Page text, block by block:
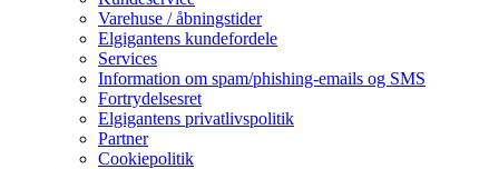
Varehuse / åbningstider
Elgigantens kundefordele
Services
Information om spam/phishing-emails og SMS
Fortrydelsesret
Elgigantens privatlivspolitik
Partner
Cookiepolitik